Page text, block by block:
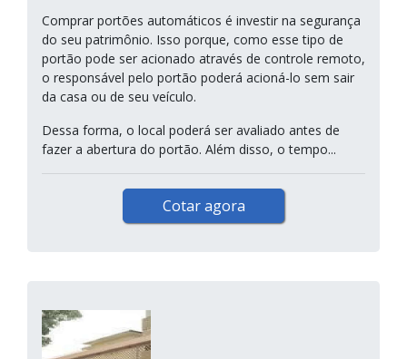
Comprar portões automáticos é investir na segurança
do seu patrimônio. Isso porque, como esse tipo de
portão pode ser acionado através de controle remoto,
o responsável pelo portão poderá acioná-lo sem sair
da casa ou de seu veículo.
Dessa forma, o local poderá ser avaliado antes de
fazer a abertura do portão. Além disso, o tempo...
Cotar agora